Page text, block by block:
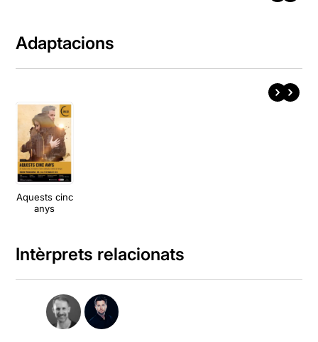
Adaptacions
Aquests cinc
anys
Intèrprets relacionats